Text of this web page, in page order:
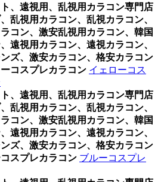
、遠視用、乱視用カラコン専門店
乱視用カラコン、乱視カラコン、
コン、激安乱視用カラコン、韓国
遠視用カラコン、遠視カラコン、
ズ、激安カラコン、格安カラコン
コスプレカラコン イェローコス
、遠視用、乱視用カラコン専門店
乱視用カラコン、乱視カラコン、
コン、激安乱視用カラコン、韓国
遠視用カラコン、遠視カラコン、
ズ、激安カラコン、格安カラコン
スプレカラコン ブルーコスプレ